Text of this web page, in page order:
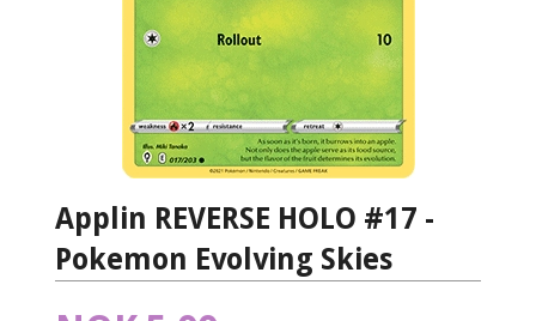
Applin REVERSE HOLO #17 -
Pokemon Evolving Skies